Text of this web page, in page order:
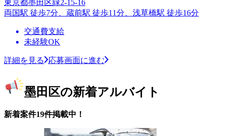
東京都墨田区緑2-15-16
両国駅 徒歩7分、蔵前駅 徒歩11分、浅草橋駅 徒歩16分
交通費支給
未経験OK
詳細を見る 応募画面に進む
墨田区の新着アルバイト
新着案件19件掲載中！